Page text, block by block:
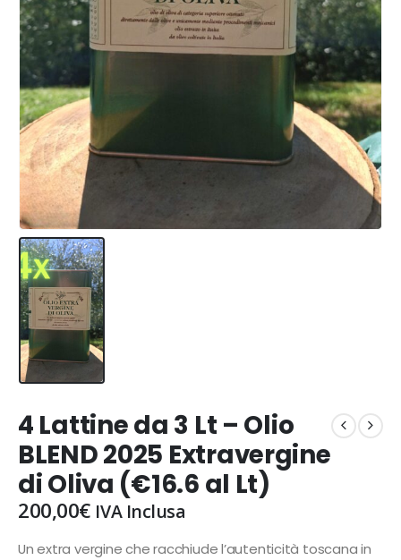
4 Lattine da 3 Lt – Olio
BLEND 2025 Extravergine
di Oliva (€16.6 al Lt)
200,00€ IVA Inclusa
Un extra vergine che racchiude l’autenticità toscana in